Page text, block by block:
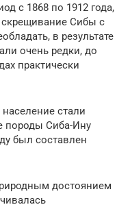
с 1868 по 1912 года,
скрещивание Сибы с
в результате
очень редки, до
практически
стали
породы Сиба-Ину
был составлен
достоянием